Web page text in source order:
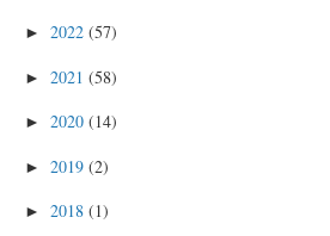
► 2022 (57)
► 2021 (58)
► 2020 (14)
► 2019 (2)
► 2018 (1)